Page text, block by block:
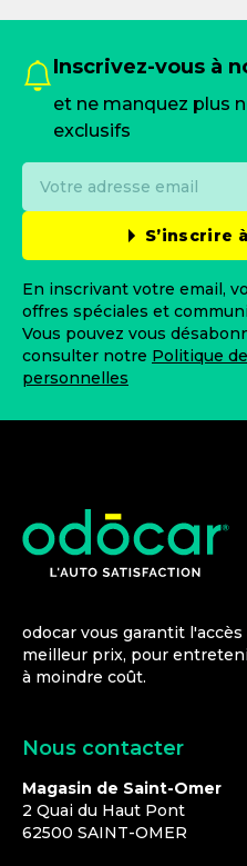
Inscrivez-vous à
et ne manquez plus
exclusifs
S’inscrire
En inscrivant votre email,
offres spéciales et
Vous pouvez vous
consulter notre Politique
personnelles
odocar vous garantit
meilleur prix, pour
à moindre coût.
Nous contacter
Magasin de Saint-Omer
2 Quai du Haut Pont
62500 SAINT-OMER